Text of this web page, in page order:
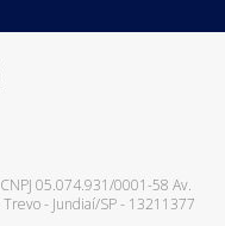
05.074.931/0001-58 Av.
Trevo- Jundiaí/SP- 13211377